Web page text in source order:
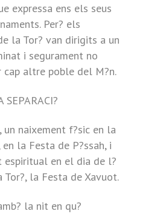
expressa ens els seus
Per? els
la Tor? van dirigits a un
i segurament no
cap altre poble del M?n.
SEPARACI?
un naixement f?sic en la
la Festa de P?ssah, i
espiritual en el dia de l?
la Festa de Xavuot.
la nit en qu?